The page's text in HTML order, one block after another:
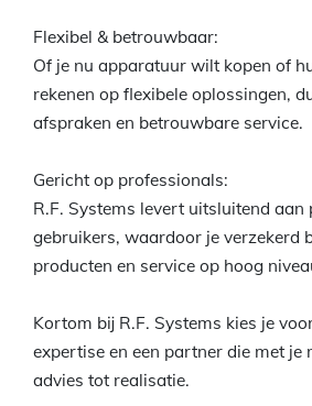
Flexibel & betrouwbaar:
Of je nu apparatuur wilt kopen of
rekenen op flexibele oplossingen,
afspraken en betrouwbare service.
Gericht op professionals:
R.F. Systems levert uitsluitend aan
gebruikers, waardoor je verzekerd
producten en service op hoog
Kortom bij R.F. Systems kies je
expertise en een partner die met je
advies tot realisatie.